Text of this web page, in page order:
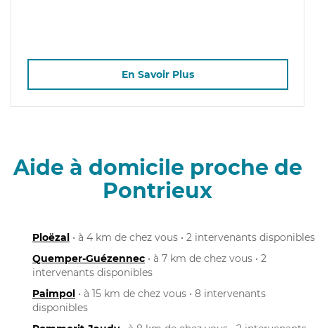
En Savoir Plus
Aide à domicile proche de
Pontrieux
Ploëzal • à 4 km de chez vous • 2 intervenants disponibles
Quemper-Guézennec • à 7 km de chez vous • 2
intervenants disponibles
Paimpol • à 15 km de chez vous • 8 intervenants
disponibles